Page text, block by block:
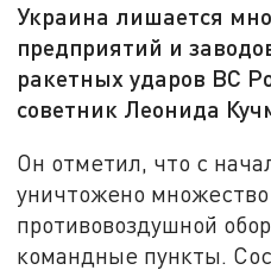
Украина лишается
предприятий и
ракетных ударов ВС
советник Леонида
Он отметил, что с
уничтожено
противовоздушной
командные пункты.